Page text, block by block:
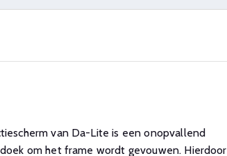
van Da-Lite is een onopvallend
om het frame wordt gevouwen. Hierdoor